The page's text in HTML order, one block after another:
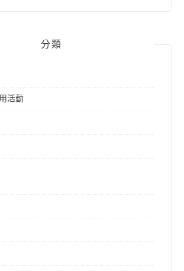
分類
活動